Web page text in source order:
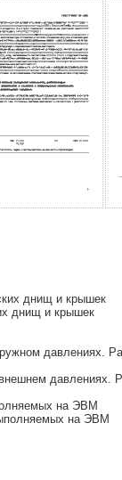
днищ и крышек
днищ и крышек
давлениях.
давлениях.
на ЭВМ
на ЭВМ